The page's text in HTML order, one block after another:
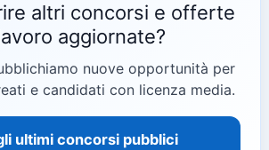
altri concorsi e offerte
aggiornate?
nuove opportunità per
e candidati con licenza media.
ultimi concorsi pubblici